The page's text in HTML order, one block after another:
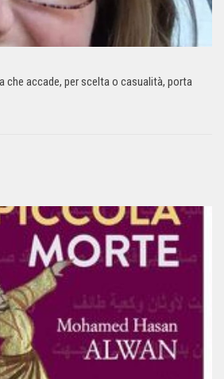
che accade, per scelta o casualità, porta